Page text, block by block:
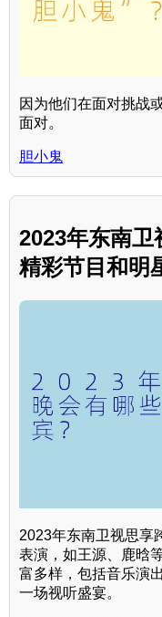
因为他们在面对挑战
面对。
胆小鬼
2023年东南卫
精彩节目和明
2023年东南卫视思享
表演，如王源、鹿晗
富多样，包括音乐演
一场视听盛宴。